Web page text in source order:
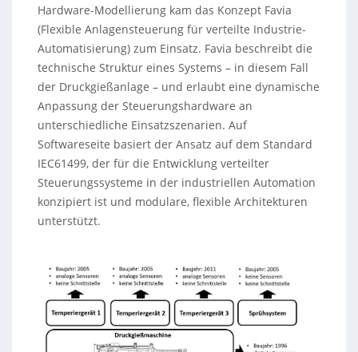
Hardware-Modellierung kam das Konzept Favia
(Flexible Anlagensteuerung für verteilte Industrie-
Automatisierung) zum Einsatz. Favia beschreibt die
technische Struktur eines Systems – in diesem Fall
der Druckgießanlage – und erlaubt eine dynamische
Anpassung der Steuerungshardware an
unterschiedliche Einsatzszenarien. Auf
Softwareseite basiert der Ansatz auf dem Standard
IEC61499, der für die Entwicklung verteilter
Steuerungssysteme in der industriellen Automation
konzipiert ist und modulare, flexible Architekturen
unterstützt.